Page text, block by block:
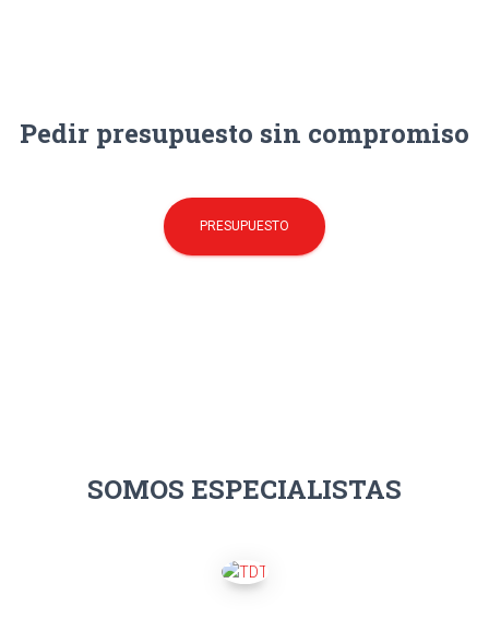
Pedir presupuesto sin compromiso
PRESUPUESTO
SOMOS ESPECIALISTAS